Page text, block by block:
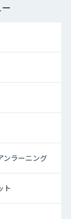
ンラーニング
ト